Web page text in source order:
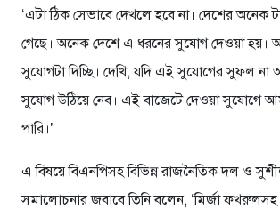
‘এটা ঠিক সেভাবে দেখলে হবে না। দেশের অনেক
গেছে। অনেক দেশে এ ধরনের সুযোগ দেওয়া হয়।
সুযোগটা দিচ্ছি। দেখি, যদি এই সুযোগের সুফল
সুযোগ উঠিয়ে নেব। এই বাজেটে দেওয়া সুযোগে
পারি।’
এ বিষয়ে বিএনপিসহ বিভিন্ন রাজনৈতিক দল ও
সমালোচনার জবাবে তিনি বলেন, ‘মির্জা